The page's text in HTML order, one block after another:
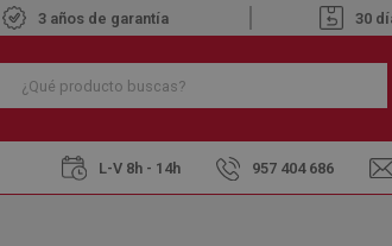
3 años de garantía 30
L-V 8h - 14h 957 404 686